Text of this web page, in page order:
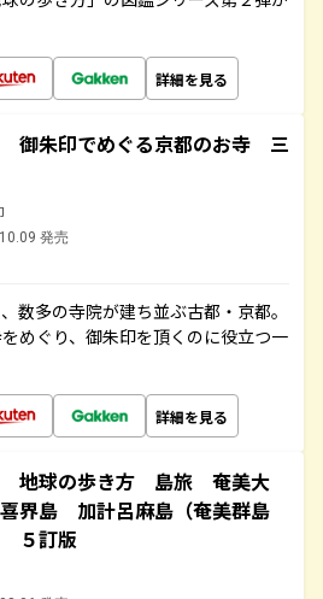
詳細を見る
御朱印でめぐる京都のお寺 三
発売
数多の寺院が建ち並ぶ古都・京都。
めぐり、御朱印を頂くのに役立つ一
詳細を見る
地球の歩き方 島旅 奄美大
界島 加計呂麻島（奄美群島
５訂版